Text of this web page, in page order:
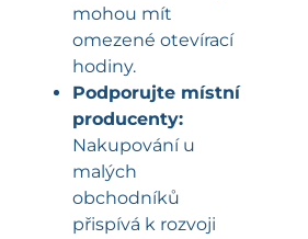
mohou mít
omezené otevírací
hodiny.
Podporujte místní
producenty:
Nakupování u
malých
obchodníků
přispívá k rozvoji